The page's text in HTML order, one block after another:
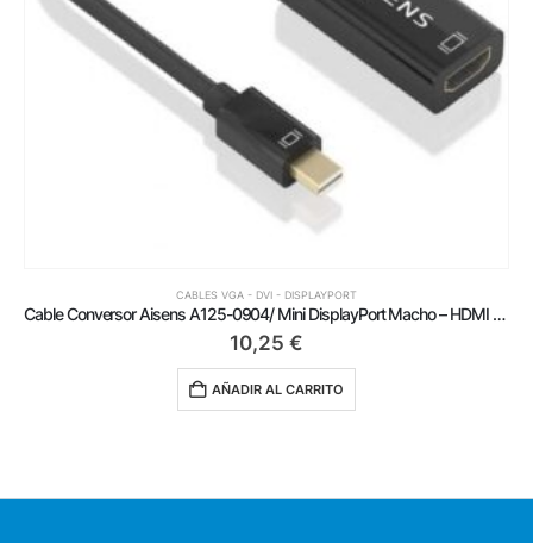
CABLES VGA - DVI - DISPLAYPORT
Cable Conversor Aisens A125-0904/ Mini DisplayPort Macho – HDMI Hembra/ 15cm/ Negro
AÑADIR AL CARRITO